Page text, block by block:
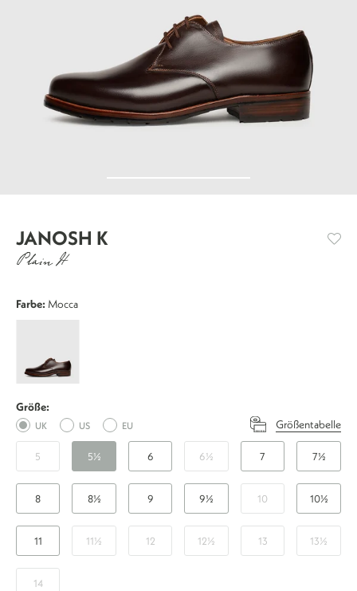
JANOSH K
Plain H
Farbe: Mocca
Plain
-
Mocca
Größe:
UK US EU Größentabelle
5 5½ 6 6½ 7 7½
8 8½ 9 9½ 10 10½
11 11½ 12 12½ 13 13½
14